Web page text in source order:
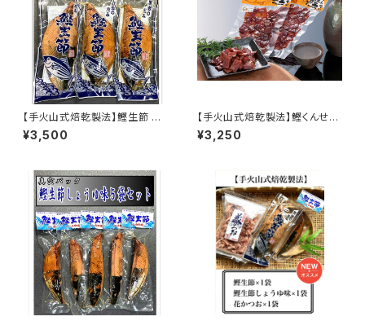
【手火山式焙乾製法】鰹生節 ３
袋セット
¥3,500
【手火山式焙乾製法】鰹くんせい
５袋セット
¥3,250